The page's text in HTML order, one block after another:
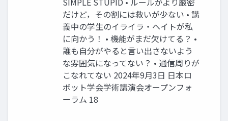
だけど，その割には救いが少ない • 講
義中の学生のイライラ・ヘイトが私
に向かう！ • 機能がまだ欠けてる？ •
誰も自分がやると言い出さないよう
な雰囲気になってない？ • 通信周りが
こなれてない 2024年9月3日 日本ロ
ボット学会学術講演会オープンフォ
ーラム 18